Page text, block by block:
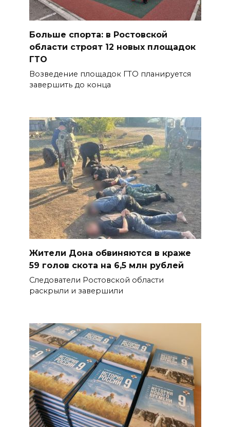
Больше спорта: в Ростовской
области строят 12 новых площадок
ГТО
Возведение площадок ГТО планируется
завершить до конца
Жители Дона обвиняются в краже
59 голов скота на 6,5 млн рублей
Следователи Ростовской области
раскрыли и завершили